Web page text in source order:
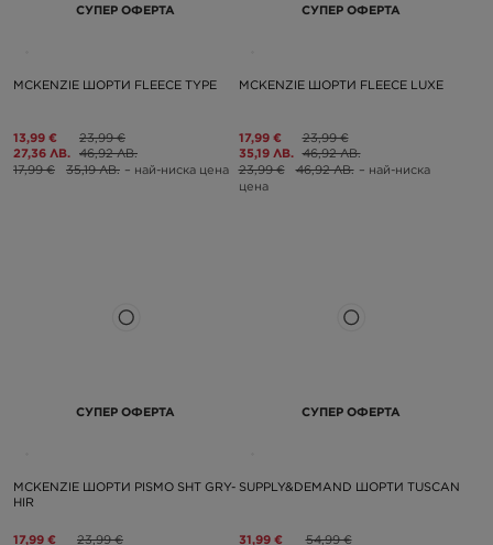
СУПЕР ОФЕРТА
MCKENZIE ШОРТИ FLEECE TYPE
13,99 €
27,36 ЛВ.
23,99 €
46,92 ЛВ.
17,99 €
35,19 ЛВ. – най-ниска цена
СУПЕР ОФЕРТА
MCKENZIE ШОРТИ FLEECE LUXE
17,99 €
35,19 ЛВ.
23,99 €
46,92 ЛВ.
23,99 €
46,92 ЛВ. – най-ниска
цена
СУПЕР ОФЕРТА
MCKENZIE ШОРТИ PISMO SHT GRY-
HIR
17,99 €
23,99 €
СУПЕР ОФЕРТА
SUPPLY&DEMAND ШОРТИ TUSCAN
31,99 €
54,99 €